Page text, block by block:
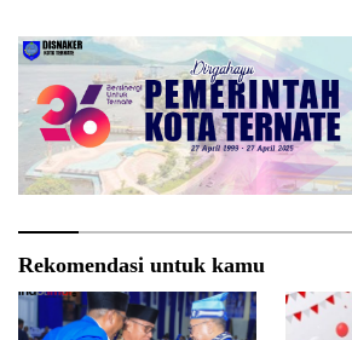
Rekomendasi untuk kamu